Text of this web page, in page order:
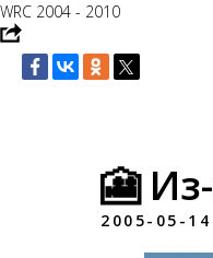
WRC 2004 - 2010
🎦
2005-05-